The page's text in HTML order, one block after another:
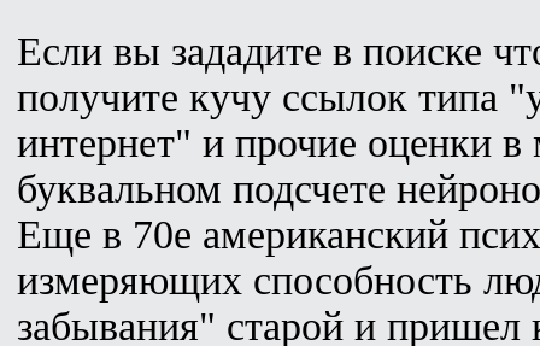
Если вы зададите в поиске
получите кучу ссылок типа
интернет" и прочие оценки
буквальном подсчете
Еще в 70е американский
измеряющих способность
забывания" старой и